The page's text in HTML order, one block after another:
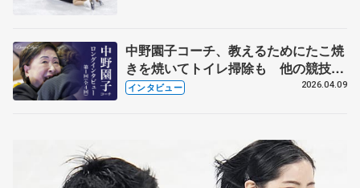
中野園子コーチ、教えるためにたこ焼
きを焼いてトイレ掃除も 他の競技に
も通用するという坂本花織の筋肉
インタビュー 2026.04.09